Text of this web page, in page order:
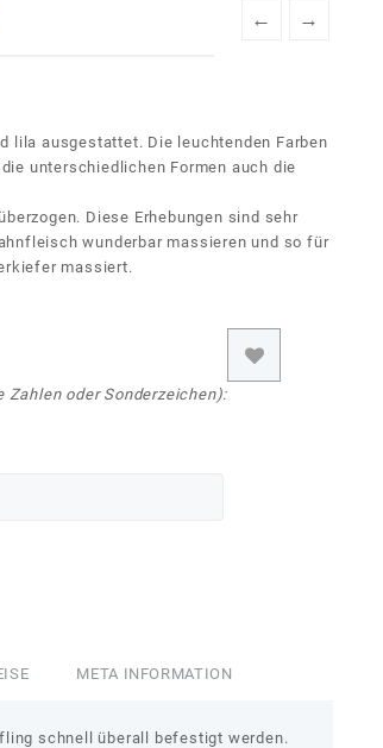
← →
lila ausgestattet. Die leuchtenden Farben
unterschiedlichen Formen auch die
Diese Erhebungen sind sehr
wunderbar massieren und so für
massiert.
Zahlen oder Sonderzeichen):
META INFORMATION
schnell überall befestigt werden.